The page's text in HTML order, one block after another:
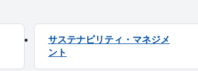
サステナビリティ・マネジメ
ント